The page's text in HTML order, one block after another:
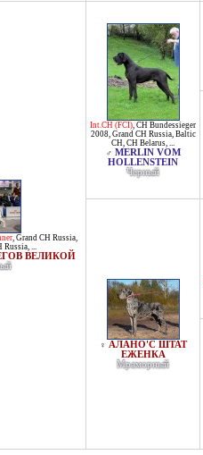
, Grand CH Russia,
Russia, ...
ВЕЛИКОЙ
Int.CH (FCI), CH Bundessieger
2008, Grand CH Russia, Baltic
CH, CH Belarus, ...
♂ MERLIN VOM
HOLLENSTEIN
Черный
♀ АЛАНО'С ШТАТ
ЕЖЕНКА
Мраморный